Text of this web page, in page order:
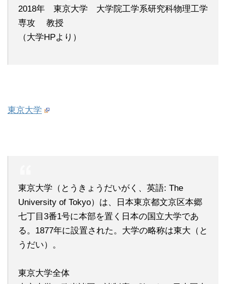
2018年 東京大学 大学院工学系研究科物理工学
専攻 教授
（大学HPより）
東京大学
東京大学（とうきょうだいがく、英語: The
University of Tokyo）は、日本東京都文京区本郷
七丁目3番1号に本部を置く日本の国立大学であ
る。1877年に設置された。大学の略称は東大（と
うだい）。
東京大学全体